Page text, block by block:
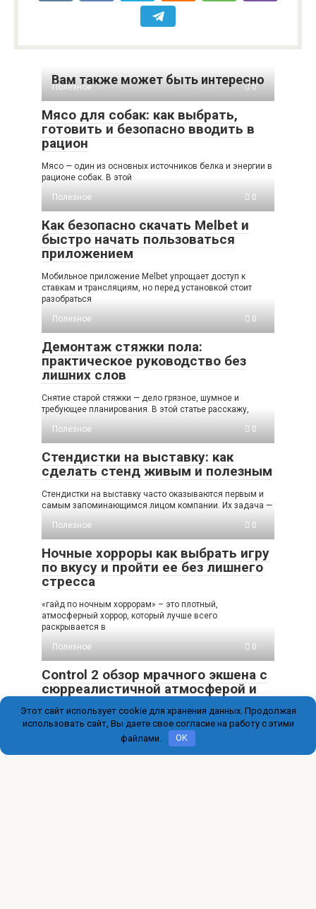
Вам также может быть интересно
Полезное 0
Мясо для собак: как выбрать,
готовить и безопасно вводить в
рацион
Мясо — один из основных источников белка и энергии в
рационе собак. В этой
Полезное
0
Как безопасно скачать Melbet и
быстро начать пользоваться
приложением
Мобильное приложение Melbet упрощает доступ к
ставкам и трансляциям, но перед установкой стоит
разобраться
Полезное
0
Демонтаж стяжки пола:
практическое руководство без
лишних слов
Снятие старой стяжки — дело грязное, шумное и
требующее планирования. В этой статье расскажу,
Полезное
0
Стендистки на выставку: как
сделать стенд живым и полезным
Стендистки на выставку часто оказываются первым и
самым запоминающимся лицом компании. Их задача —
Полезное
0
Ночные хорроры как выбрать игру
по вкусу и пройти ее без лишнего
стресса
«гайд по ночным хоррорам» – это плотный,
атмосферный хоррор, который лучше всего
раскрывается в
Полезное
0
Control 2 обзор мрачного экшена с
сюрреалистичной атмосферой и
жесткими боями
Control 2 – это снова тот самый психоделический экшен
Remedy, где Федеральное бюро контроля
Этот сайт использует cookie для хранения данных. Продолжая
использовать сайт, Вы даете свое согласие на работу с этими
файлами.
OK